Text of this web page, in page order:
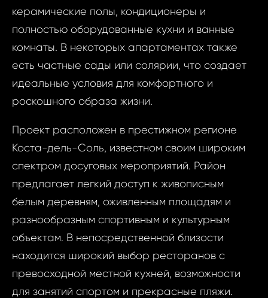
керамические полы, кондиционеры и
полностью оборудованные кухни и ванные
комнаты. В некоторых апартаментах также
есть частные сады или солярии, что создает
идеальные условия для комфортного и
роскошного образа жизни.
Проект расположен в престижном регионе
Коста-дель-Соль, известном своим широким
спектром досуговых мероприятий. Район
предлагает легкий доступ к живописным
белым деревням, оживленным площадям и
разнообразным спортивным и культурным
объектам. В непосредственной близости
находится широкий выбор ресторанов с
превосходной местной кухней, возможности
для занятий спортом и прекрасные пляжи.